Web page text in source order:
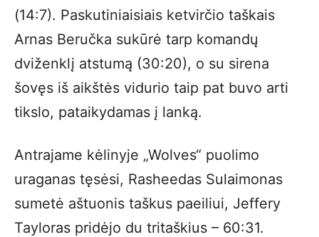
(14:7). Paskutiniaisiais ketvirčio taškais
Arnas Beručka sukūrė tarp komandų
dviženklį atstumą (30:20), o su sirena
šovęs iš aikštės vidurio taip pat buvo arti
tikslo, pataikydamas į lanką.
Antrajame kėlinyje „Wolves“ puolimo
uraganas tęsėsi, Rasheedas Sulaimonas
sumetė aštuonis taškus paeiliui, Jeffery
Tayloras pridėjo du tritaškius – 60:31.